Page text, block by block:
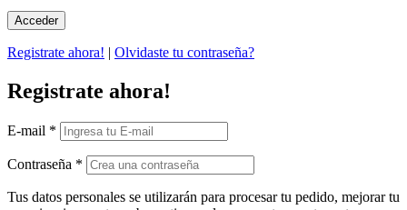
Registrate ahora! | Olvidaste tu contraseña?
Registrate ahora!
E-mail *
Contraseña *
Tus datos personales se utilizarán para procesar tu pedido, mejorar tu